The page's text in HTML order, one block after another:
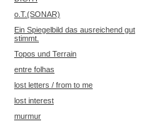
o.T.(SONAR)
Ein Spiegelbild das ausreichend gut
stimmt.
Topos und Terrain
entre folhas
lost letters / from to me
lost interest
murmur